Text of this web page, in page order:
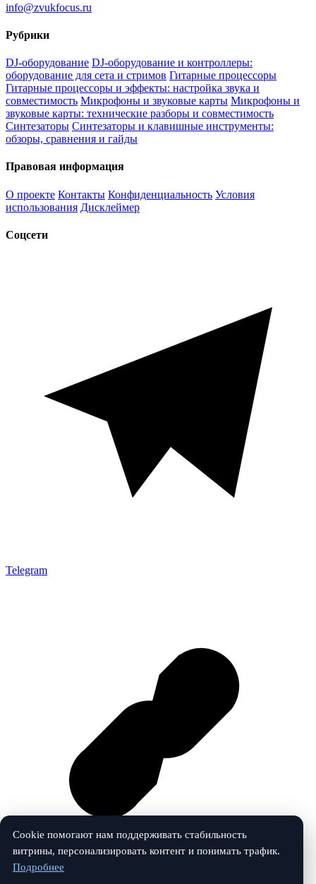
info@zvukfocus.ru
Рубрики
DJ-оборудование DJ-оборудование и контроллеры:
оборудование для сета и стримов Гитарные процессоры
Гитарные процессоры и эффекты: настройка звука и
совместимость Микрофоны и звуковые карты Микрофоны и
звуковые карты: технические разборы и совместимость
Синтезаторы Синтезаторы и клавишные инструменты:
обзоры, сравнения и гайды
Правовая информация
О проекте Контакты Конфиденциальность Условия
использования Дисклеймер
Соцсети
Telegram
Cookie помогают нам поддерживать стабильность
витрины, персонализировать контент и понимать трафик.
Подробнее